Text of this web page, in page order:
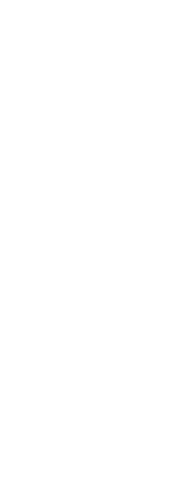
slnečníkmi (zdarma),
parkovisko
poplatok), satelitná
detská postieľka
inak, majú izby
poschodí
300m s lehátkami